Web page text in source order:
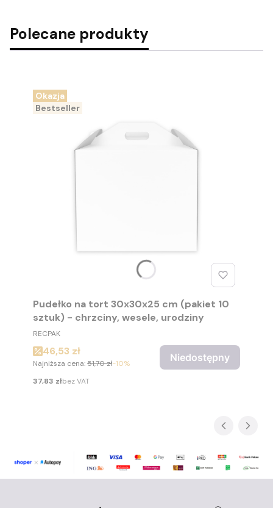
Polecane produkty
Okazja
Bestseller
Pudełko na tort 30x30x25 cm (pakiet 10
sztuk) - chrzciny, wesele, urodziny
PRODUCENT
RECPAK
Cena promocyjna
46,53 zł
Najniższa cena:51,70 zł-10%
Cena
37,83 złbez VAT
Niedostępny